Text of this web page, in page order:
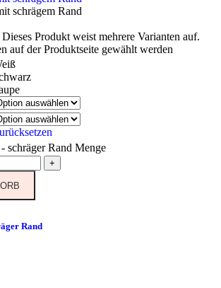
Dieses Produkt weist mehrere Varianten auf.
auf der Produktseite gewählt werden
schräger Rand Menge
+
Rand